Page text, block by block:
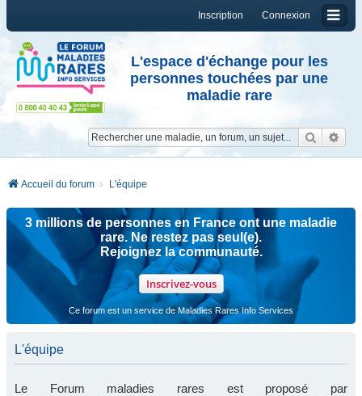
Connexion
Inscription
L'espace d'échange pour les
personnes touchées par une
maladie rare
Accueil du forum L'équipe
3 millions de personnes en France ont une maladie
rare. Ne restez pas seul(e).
Rejoignez la communauté.
Inscrivez-vous
Ce forum est un service de Maladies Rares Info Services
L'équipe
Le Forum maladies rares est proposé par